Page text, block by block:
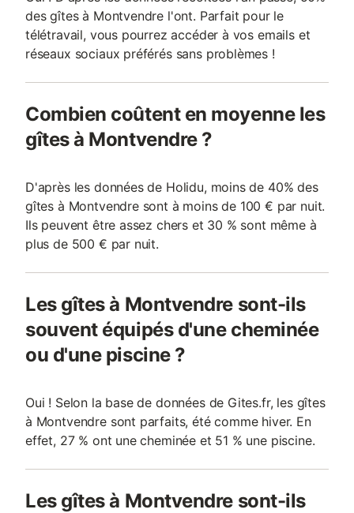
des gîtes à Montvendre l'ont. Parfait pour le
télétravail, vous pourrez accéder à vos emails et
réseaux sociaux préférés sans problèmes !
Combien coûtent en moyenne les
gîtes à Montvendre ?
D'après les données de Holidu, moins de 40% des
gîtes à Montvendre sont à moins de 100 € par nuit.
Ils peuvent être assez chers et 30 % sont même à
plus de 500 € par nuit.
Les gîtes à Montvendre sont-ils
souvent équipés d'une cheminée
ou d'une piscine ?
Oui ! Selon la base de données de Gites.fr, les gîtes
à Montvendre sont parfaits, été comme hiver. En
effet, 27 % ont une cheminée et 51 % une piscine.
Les gîtes à Montvendre sont-ils